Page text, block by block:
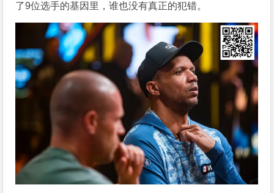
了9位选手的基因里，谁也没有真正的犯错。